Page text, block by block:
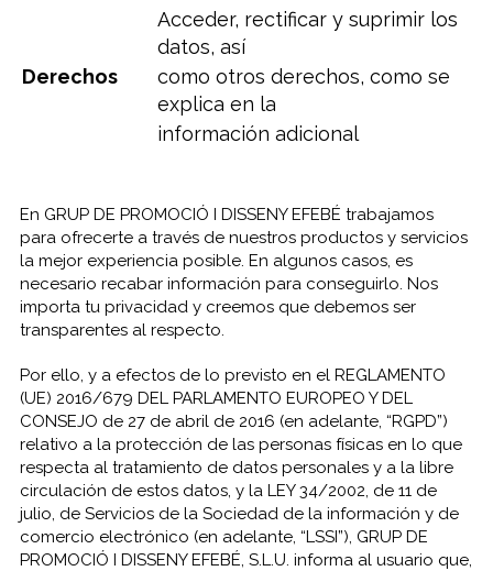
Acceder, rectificar y suprimir los
datos, así
Derechos
como otros derechos, como se
explica en la
información adicional
En GRUP DE PROMOCIÓ I DISSENY EFEBÉ trabajamos
para ofrecerte a través de nuestros productos y servicios
la mejor experiencia posible. En algunos casos, es
necesario recabar información para conseguirlo. Nos
importa tu privacidad y creemos que debemos ser
transparentes al respecto.
Por ello, y a efectos de lo previsto en el REGLAMENTO
(UE) 2016/679 DEL PARLAMENTO EUROPEO Y DEL
CONSEJO de 27 de abril de 2016 (en adelante, “RGPD”)
relativo a la protección de las personas físicas en lo que
respecta al tratamiento de datos personales y a la libre
circulación de estos datos, y la LEY 34/2002, de 11 de
julio, de Servicios de la Sociedad de la información y de
comercio electrónico (en adelante, “LSSI”), GRUP DE
PROMOCIÓ I DISSENY EFEBÉ, S.L.U. informa al usuario que,